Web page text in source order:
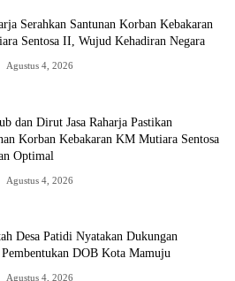
Serahkan Santunan Korban Kebakaran
Sentosa II, Wujud Kehadiran Negara
Agustus 4, 2026
dan Dirut Jasa Raharja Pastikan
Korban Kebakaran KM Mutiara Sentosa
Optimal
Agustus 4, 2026
Desa Patidi Nyatakan Dukungan
Pembentukan DOB Kota Mamuju
Agustus 4, 2026